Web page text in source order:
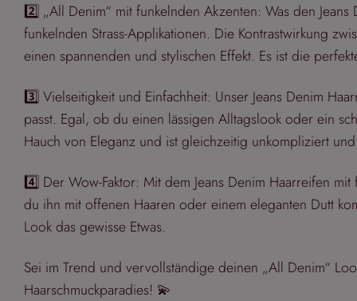
2️⃣ „All Denim“ mit funkelnden Akzenten: Was den
funkelnden Strass-Applikationen. Die Kontrastwirkung
einen spannenden und stylischen Effekt. Es ist die
3️⃣ Vielseitigkeit und Einfachheit: Unser Jeans Denim
passt. Egal, ob du einen lässigen Alltagslook oder ein
Hauch von Eleganz und ist gleichzeitig unkompliziert
4️⃣ Der Wow-Faktor: Mit dem Jeans Denim Haarreifen
du ihn mit offenen Haaren oder einem eleganten Dutt
Look das gewisse Etwas.
Sei im Trend und vervollständige deinen „All Denim“
Haarschmuckparadies! 💫